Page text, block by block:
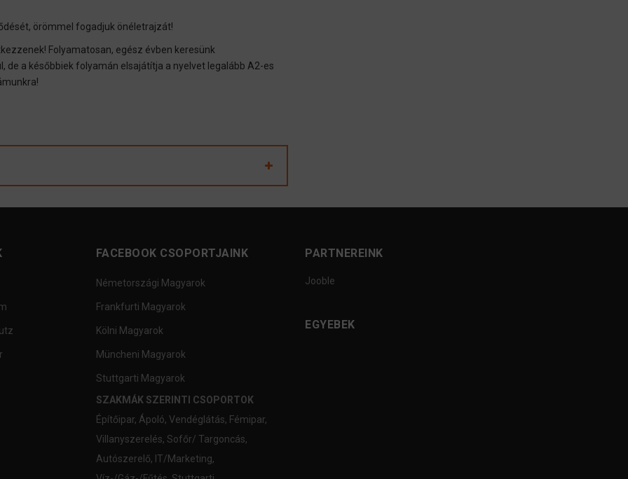
örömmel fogadjuk önéletrajzát!
Folyamatosan, egész évben keresünk
a későbbiek folyamán elsajátítja a nyelvet legalább A2-es
FACEBOOK CSOPORTJAINK
Németországi Magyarok
Frankfurti Magyarok
Kölni Magyarok
Müncheni Magyarok
Stuttgarti Magyarok
SZAKMÁK SZERINTI CSOPORTOK
Építőipar, Ápoló, Vendéglátás, Fémipar,
Villanyszerelés, Sofőr/ Targoncás,
Autószerelő, IT/Marketing,
PARTNEREINK
Jooble
EGYEBEK